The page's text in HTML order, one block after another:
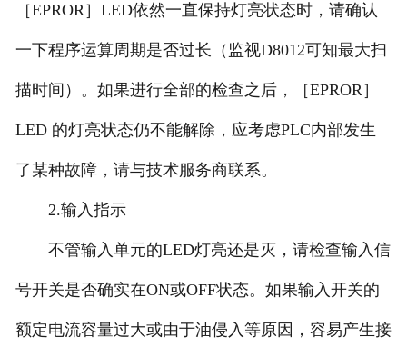
［EPROR］LED依然一直保持灯亮状态时，请确认
一下程序运算周期是否过长（监视D8012可知最大扫
描时间）。如果进行全部的检查之后，［EPROR］
LED 的灯亮状态仍不能解除，应考虑PLC内部发生
了某种故障，请与技术服务商联系。
2.输入指示
不管输入单元的LED灯亮还是灭，请检查输入信
号开关是否确实在ON或OFF状态。如果输入开关的
额定电流容量过大或由于油侵入等原因，容易产生接